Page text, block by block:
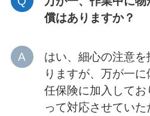
償はありますか？
はい、細心の注意
りますが、万が一
任保険に加入して
って対応させていた